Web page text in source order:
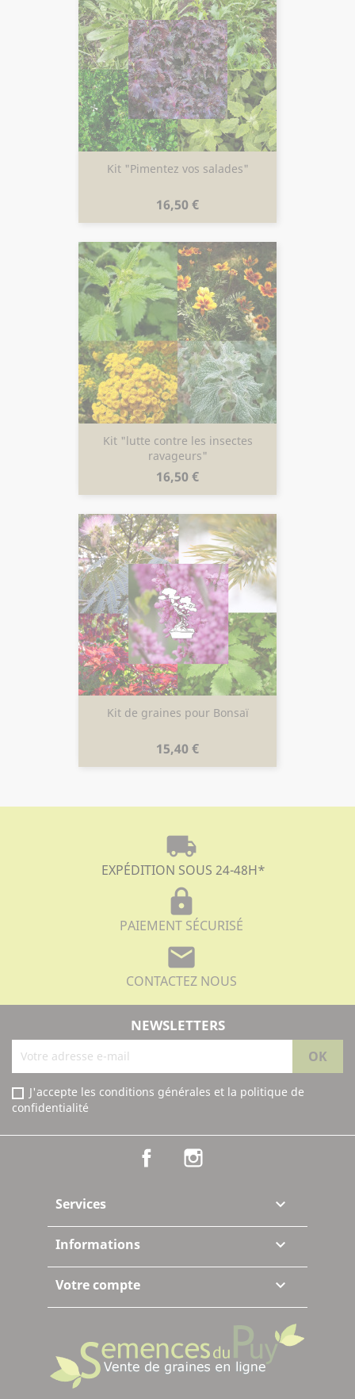
Kit "Pimentez vos salades"
Prix
16,50 €
Kit "lutte contre les insectes
ravageurs"
Prix
16,50 €
Kit de graines pour Bonsaï
Prix
15,40 €
local_shipping
EXPÉDITION SOUS 24-48H*
lock
PAIEMENT SÉCURISÉ
mail
CONTACTEZ NOUS
NEWSLETTERS
J'accepte les conditions générales et la politique de
confidentialité
Facebook
Services 
Informations 
Votre compte 